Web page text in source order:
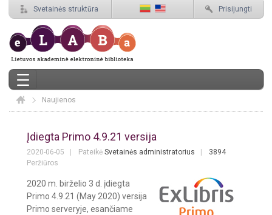
Svetainės struktūra Prisijungti
Elaba
Naujienos
Įdiegta Primo 4.9.21 versija
2020-06-05 Pateikė Svetainės administratorius
3894
Peržiūros
2020 m. birželio 3 d. įdiegta
Primo 4.9.21 (May 2020) versija
Primo serveryje, esančiame